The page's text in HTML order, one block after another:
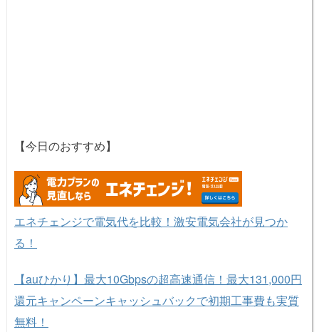
【今日のおすすめ】
エネチェンジで電気代を比較！激安電気会社が見つか
る！
【auひかり】最大10Gbpsの超高速通信！最大131,000円
還元キャンペーンキャッシュバックで初期工事費も実質
無料！